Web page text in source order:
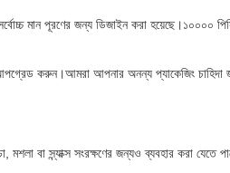
সর্বোচ্চ মান পূরণের জন্য ডিজাইন করা
করুন।আমরা আপনার অনন্য প্যাকেজিং চাহিদা
বা স্ন্যাক্স সংরক্ষণের জন্যও ব্যবহার করা যেতে